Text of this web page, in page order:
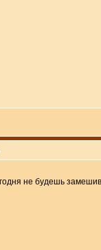
не будешь